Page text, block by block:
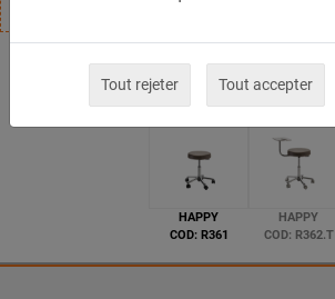
HAPPY
COD: R361
HAPPY
COD: R362.T
Tout rejeter Tout accepter